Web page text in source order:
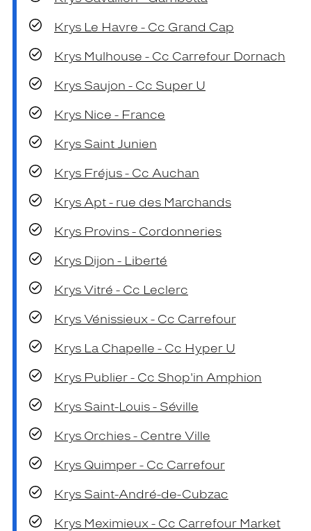
Krys Le Havre - Cc Grand Cap
Krys Mulhouse - Cc Carrefour Dornach
Krys Saujon - Cc Super U
Krys Nice - France
Krys Saint Junien
Krys Fréjus - Cc Auchan
Krys Apt - rue des Marchands
Krys Provins - Cordonneries
Krys Dijon - Liberté
Krys Vitré - Cc Leclerc
Krys Vénissieux - Cc Carrefour
Krys La Chapelle - Cc Hyper U
Krys Publier - Cc Shop'in Amphion
Krys Saint-Louis - Séville
Krys Orchies - Centre Ville
Krys Quimper - Cc Carrefour
Krys Saint-André-de-Cubzac
Krys Meximieux - Cc Carrefour Market